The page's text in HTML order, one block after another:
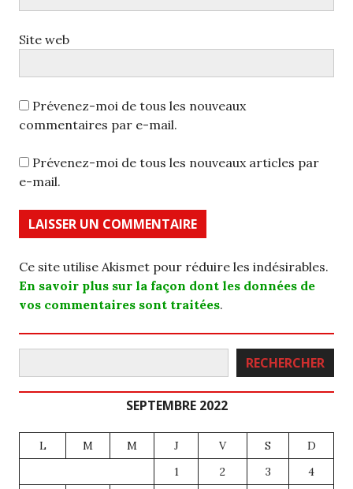
Site web
Prévenez-moi de tous les nouveaux
commentaires par e-mail.
Prévenez-moi de tous les nouveaux articles par
e-mail.
Ce site utilise Akismet pour réduire les indésirables.
En savoir plus sur la façon dont les données de
vos commentaires sont traitées.
Rechercher RECHERCHER
SEPTEMBRE 2022
L M M J V S
D
1
2 3
4